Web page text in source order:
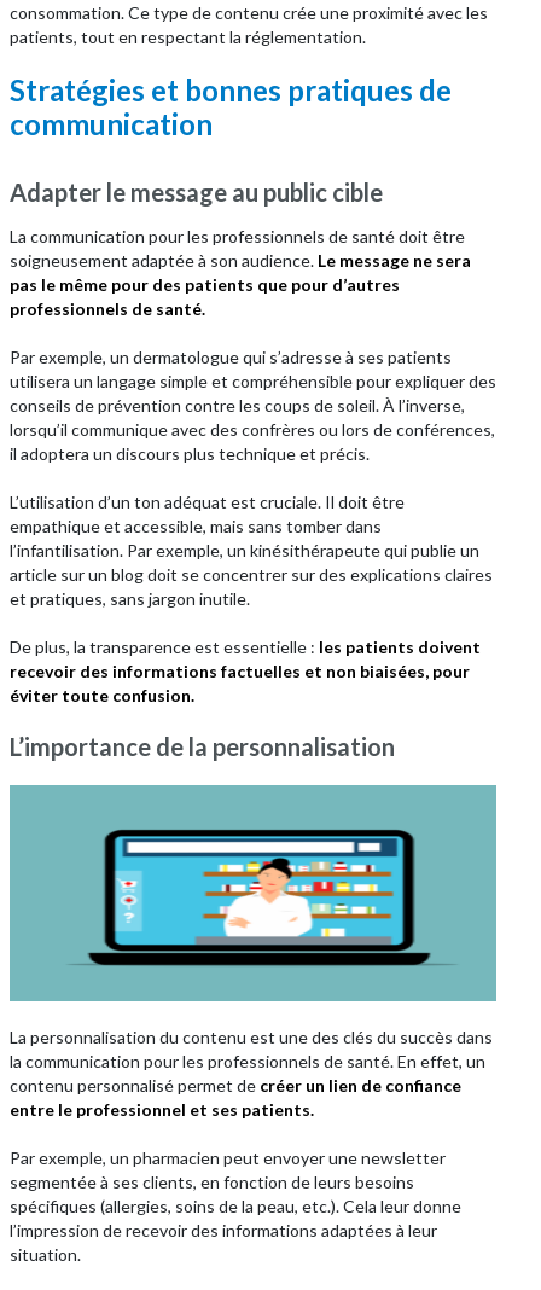
consommation. Ce type de contenu crée une proximité avec les
patients, tout en respectant la réglementation.
Stratégies et bonnes pratiques de
communication
Adapter le message au public cible
La communication pour les professionnels de santé doit être
soigneusement adaptée à son audience. Le message ne sera
pas le même pour des patients que pour d’autres
professionnels de santé.
Par exemple, un dermatologue qui s’adresse à ses patients
utilisera un langage simple et compréhensible pour expliquer des
conseils de prévention contre les coups de soleil. À l’inverse,
lorsqu’il communique avec des confrères ou lors de conférences,
il adoptera un discours plus technique et précis.
L’utilisation d’un ton adéquat est cruciale. Il doit être
empathique et accessible, mais sans tomber dans
l’infantilisation. Par exemple, un kinésithérapeute qui publie un
article sur un blog doit se concentrer sur des explications claires
et pratiques, sans jargon inutile.
De plus, la transparence est essentielle : les patients doivent
recevoir des informations factuelles et non biaisées, pour
éviter toute confusion.
L’importance de la personnalisation
La personnalisation du contenu est une des clés du succès dans
la communication pour les professionnels de santé. En effet, un
contenu personnalisé permet de créer un lien de confiance
entre le professionnel et ses patients.
Par exemple, un pharmacien peut envoyer une newsletter
segmentée à ses clients, en fonction de leurs besoins
spécifiques (allergies, soins de la peau, etc.). Cela leur donne
l’impression de recevoir des informations adaptées à leur
situation.